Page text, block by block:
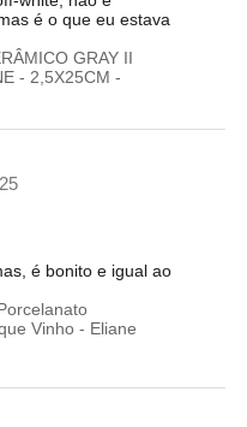
é o que eu estava
GRAY II
- 2,5X25CM -
é bonito e igual ao
Vinho - Eliane